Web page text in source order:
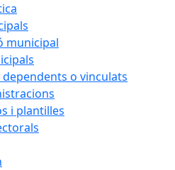
municipal
o vinculats
i plantilles